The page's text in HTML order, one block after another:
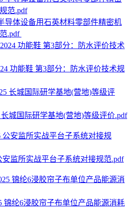
导体设备用石英材料零部件精密机
.pdf
功能鞋 第3部分：防水评价技术规
长城国际研学基地(营地)等级评价.pdf
安监所实战平台子系统对接规范.pdf
锦纶6浸胶帘子布单位产品能源消耗